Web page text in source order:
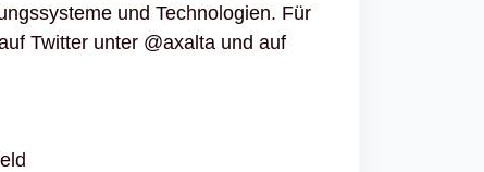
und Technologien. Für
Twitter unter @axalta und auf